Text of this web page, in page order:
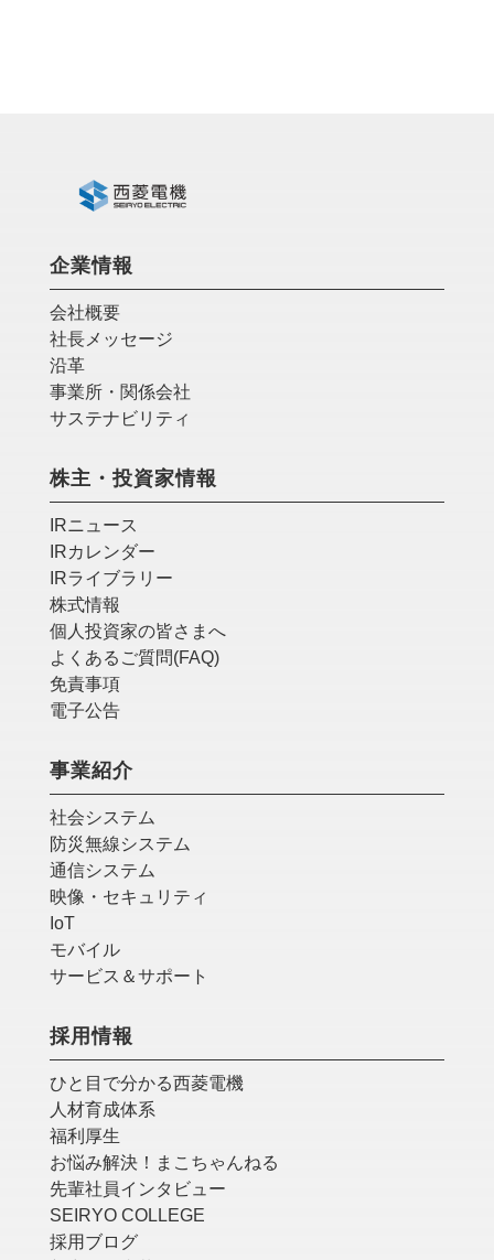
企業情報
会社概要
社長メッセージ
沿革
事業所・関係会社
サステナビリティ
株主・投資家情報
IRニュース
IRカレンダー
IRライブラリー
株式情報
個人投資家の皆さまへ
よくあるご質問(FAQ)
免責事項
電子公告
事業紹介
社会システム
防災無線システム
通信システム
映像・セキュリティ
IoT
モバイル
サービス＆サポート
採用情報
ひと目で分かる西菱電機
人材育成体系
福利厚生
お悩み解決！まこちゃんねる
先輩社員インタビュー
SEIRYO COLLEGE
採用ブログ